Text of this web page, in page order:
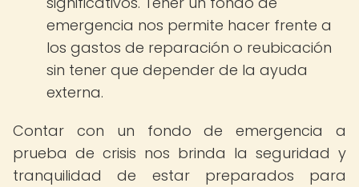
emergencia nos permite hacer frente a
los gastos de reparación o reubicación
sin tener que depender de la ayuda
externa.
Contar con un fondo de emergencia a
prueba de crisis nos brinda la seguridad y
tranquilidad de estar preparados para